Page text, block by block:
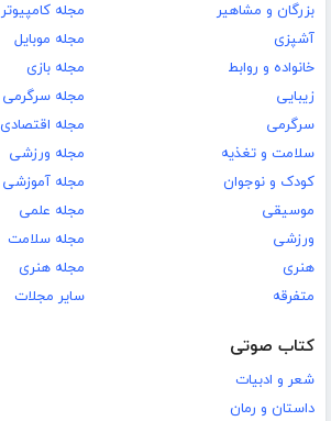
بزرگان و مشاهیر
آشپزی
خانواده و روابط
زیبایی
سرگرمی
سلامت و تغذیه
کودک و نوجوان
موسیقی
ورزشی
هنری
متفرقه
مجله کامپیوتر
مجله موبایل
مجله بازی
مجله سرگرمی
مجله اقتصادی
مجله ورزشی
مجله آموزشی
مجله علمی
مجله سلامت
مجله هنری
سایر مجلات
کتاب صوتی
شعر و ادبیات
داستان و رمان